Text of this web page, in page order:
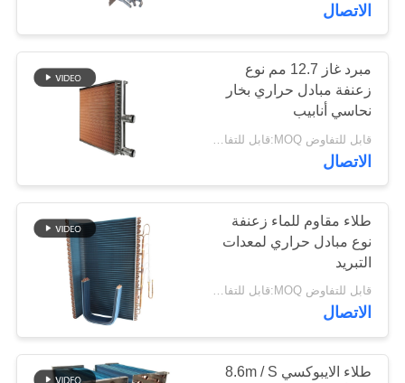
خريطة
الموقع
PRIVACY
POLICY
صفيحة تبادل حرارة
مبادل حراري محوري
32
37
الاتصال
مبرد غاز 12.7 مم نوع
زعنفة مبادل حراري بخار
نحاسي أنابيب
قابل للتفاوض MOQ:قابل للتفاوض
الاتصال
طلاء مقاوم للماء زعنفة
نوع مبادل حراري لمعدات
التبريد
قابل للتفاوض MOQ:قابل للتفاوض
الاتصال
طلاء الايبوكسي 8.6m / S